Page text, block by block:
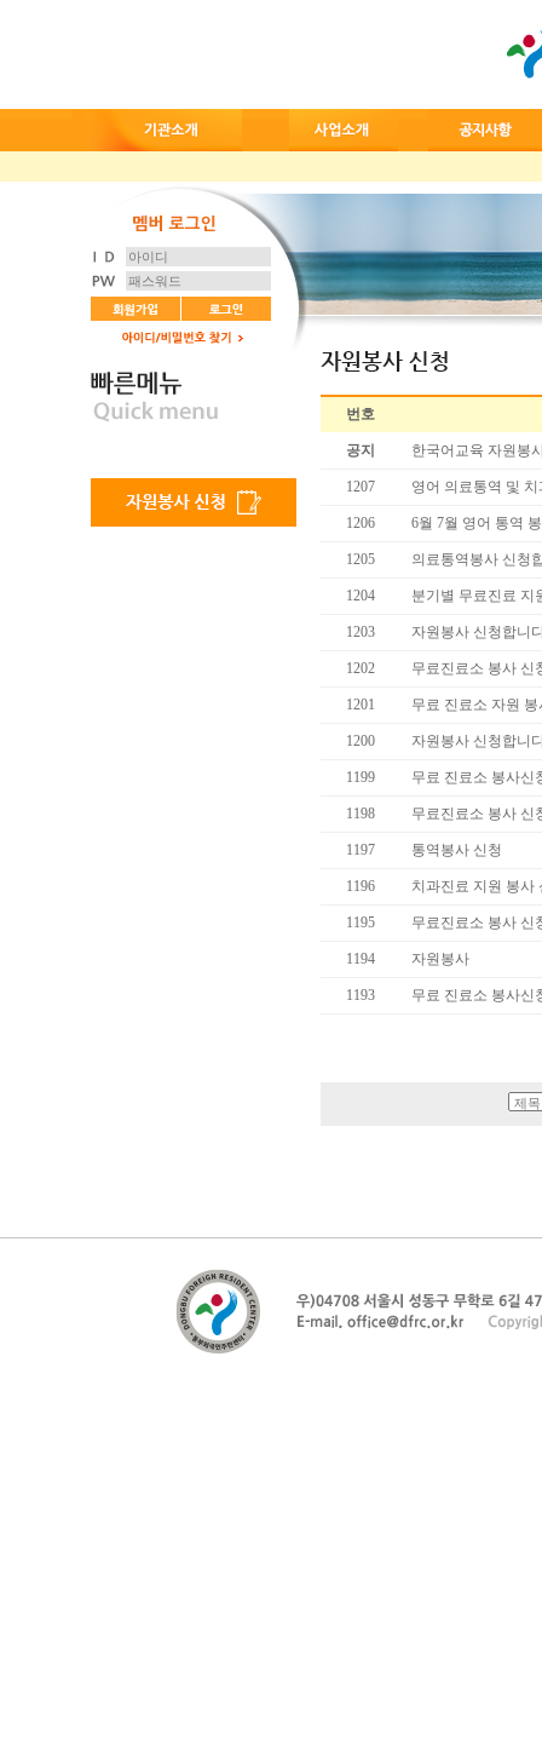
번호
공지 한국어교육 자원봉
1207 영어 의료통역 및
1206 6월 7월 영어 통역
1205 의료통역봉사 신청
1204 분기별 무료진료 지
1203 자원봉사 신청합니
1202 무료진료소 봉사 신
1201 무료 진료소 자원
1200 자원봉사 신청합니
1199 무료 진료소 봉사신
1198 무료진료소 봉사 신
1197 통역봉사 신청
1196 치과진료 지원 봉사
1195 무료진료소 봉사 신
1194 자원봉사
1193 무료 진료소 봉사신